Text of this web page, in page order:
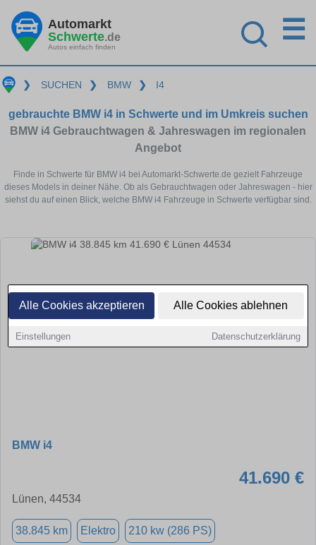
Alle Cookies akzeptieren Alle Cookies ablehnen
Einstellungen Datenschutzerklärung
Automarkt
Schwerte.de
Autos einfach finden
☰
❯ SUCHEN ❯ BMW ❯ I4
gebrauchte BMW i4 in Schwerte und im Umkreis suchen
BMW i4 Gebrauchtwagen & Jahreswagen im regionalen
Angebot
Finde in Schwerte für BMW i4 bei Automarkt-Schwerte.de gezielt Fahrzeuge
dieses Models in deiner Nähe. Ob als Gebrauchtwagen oder Jahreswagen - hier
siehst du auf einen Blick, welche BMW i4 Fahrzeuge in Schwerte verfügbar sind.
BMW i4
41.690 €
Lünen, 44534
38.845 km Elektro 210 kw (286 PS)